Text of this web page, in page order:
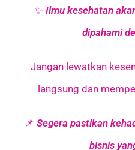
✨ Ilmu kesehatan
dipahami
Jangan lewatkan
langsung dan
📌 Segera pastikan
bisnis